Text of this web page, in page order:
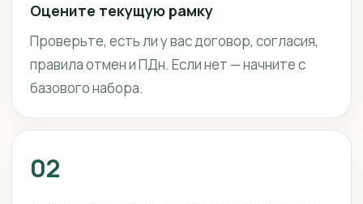
Оцените текущую рамку
Проверьте, есть ли у вас договор, согласия,
правила отмен и ПДн. Если нет — начните с
базового набора.
02